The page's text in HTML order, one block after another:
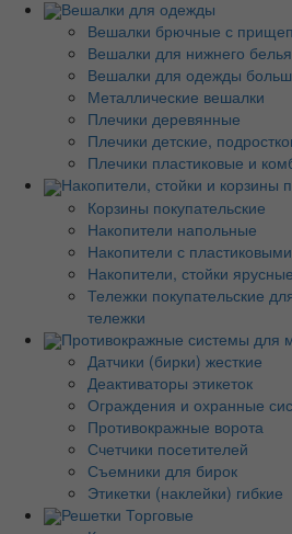
Вешалки для одежды
Вешалки брючные с
Вешалки для нижнего
Вешалки для одежды
Металлические вешалки
Плечики деревянные
Плечики детские,
Плечики пластиковые и
Накопители, стойки и корзины
Корзины покупательские
Накопители напольные
Накопители с
Накопители, стойки ярусные
Тележки покупательские
тележки
Противокражные системы для
Датчики (бирки) жесткие
Деактиваторы этикеток
Ограждения и охранные
Противокражные ворота
Счетчики посетителей
Съемники для бирок
Этикетки (наклейки) гибкие
Решетки Торговые